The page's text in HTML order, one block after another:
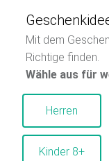
Mit dem
Richtige finden.
Wähle aus für
Herren
Kinder 8+